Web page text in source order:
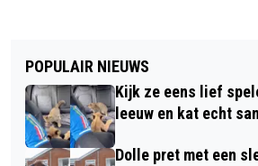
POPULAIR NIEUWS
Kijk ze eens lief
leeuw en kat echt
Dolle pret met een